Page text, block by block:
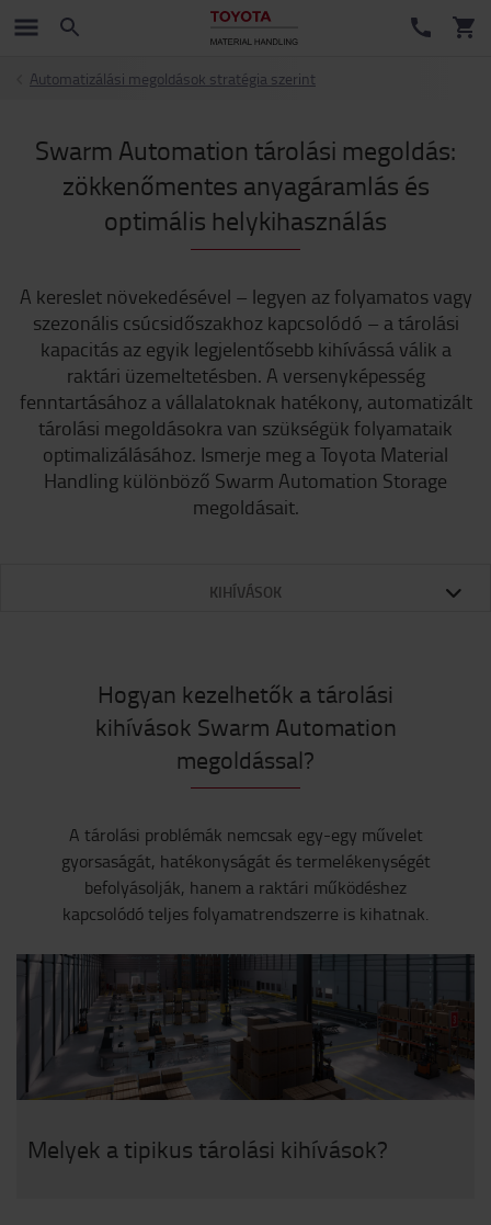
Automatizálási megoldások stratégia szerint
Swarm Automation tárolási megoldás:
zökkenőmentes anyagáramlás és
optimális helykihasználás
A kereslet növekedésével – legyen az folyamatos vagy
szezonális csúcsidőszakhoz kapcsolódó – a tárolási
kapacitás az egyik legjelentősebb kihívássá válik a
raktári üzemeltetésben. A versenyképesség
fenntartásához a vállalatoknak hatékony, automatizált
tárolási megoldásokra van szükségük folyamataik
optimalizálásához. Ismerje meg a Toyota Material
Handling különböző Swarm Automation Storage
megoldásait.
KIHÍVÁSOK
Hogyan kezelhetők a tárolási
kihívások Swarm Automation
megoldással?
A tárolási problémák nemcsak egy-egy művelet
gyorsaságát, hatékonyságát és termelékenységét
befolyásolják, hanem a raktári működéshez
kapcsolódó teljes folyamatrendszerre is kihatnak.
Melyek a tipikus tárolási kihívások?